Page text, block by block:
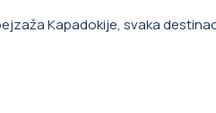
Kapadokije, svaka